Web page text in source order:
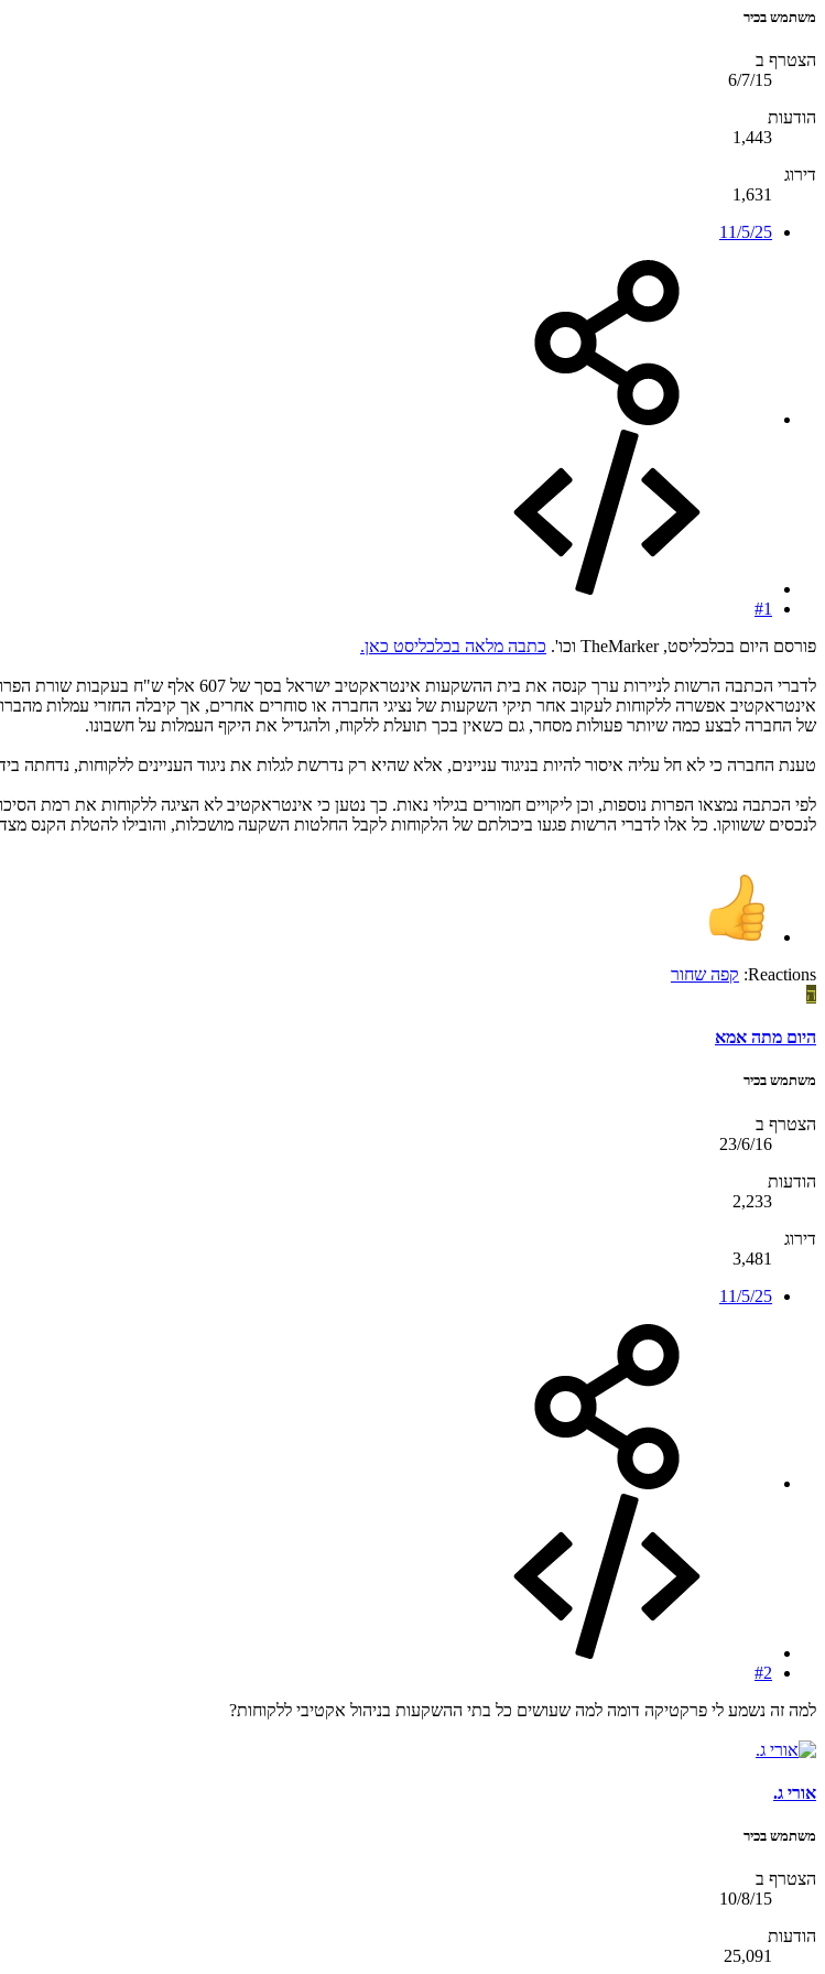
משתמש בכיר
הצטרף ב
6/7/15
הודעות
1,443
דירוג
1,631
11/5/25
#1
פורסם היום בכלכליסט, TheMarker וכו'.
כתבה מלאה בכלכליסט כאן.
לדברי הכתבה הרשות לניירות ערך קנסה את בית
אינטראקטיב אפשרה ללקוחות לעקוב אחר תיקי השקעות של נציגי החברה או סוחרים אחרים, אך קיבלה החזרי עמלות
של החברה לבצע כמה שיותר פעולות מסחר, גם כשאין בכך תועלת ללקוח, ולהגדיל את היקף העמלות על חשבונו.
טענת החברה כי לא חל עליה איסור להיות בניגוד עניינים, אלא שהיא רק נדרשת לגלות את ניגוד העניינים ללקוחות, נדחתה
לפי הכתבה נמצאו הפרות נוספות, וכן ליקויים חמורים בגילוי נאות. כך נטען כי אינטראקטיב לא הציגה ללקוחות את
לנכסים ששווקו. כל אלו לדברי הרשות פגעו ביכולתם של הלקוחות לקבל החלטות השקעה מושכלות, והובילו להטלת הקנס מצד
Reactions: קפה שחור
ה
היום מתה אמא
משתמש בכיר
הצטרף ב
23/6/16
הודעות
2,233
דירוג
3,481
11/5/25
#2
למה זה נשמע לי פרקטיקה דומה למה שעושים כל בתי ההשקעות בניהול אקטיבי ללקוחות?
אורי ג.
משתמש בכיר
הצטרף ב
10/8/15
הודעות
25,091